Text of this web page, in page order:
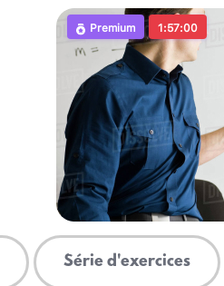
Premium 1:57:00
Série d'exercices